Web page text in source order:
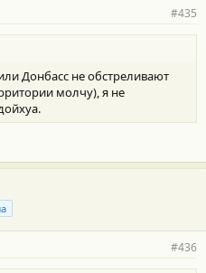
#435
Донбасс не обстреливают
молчу), я не
#436